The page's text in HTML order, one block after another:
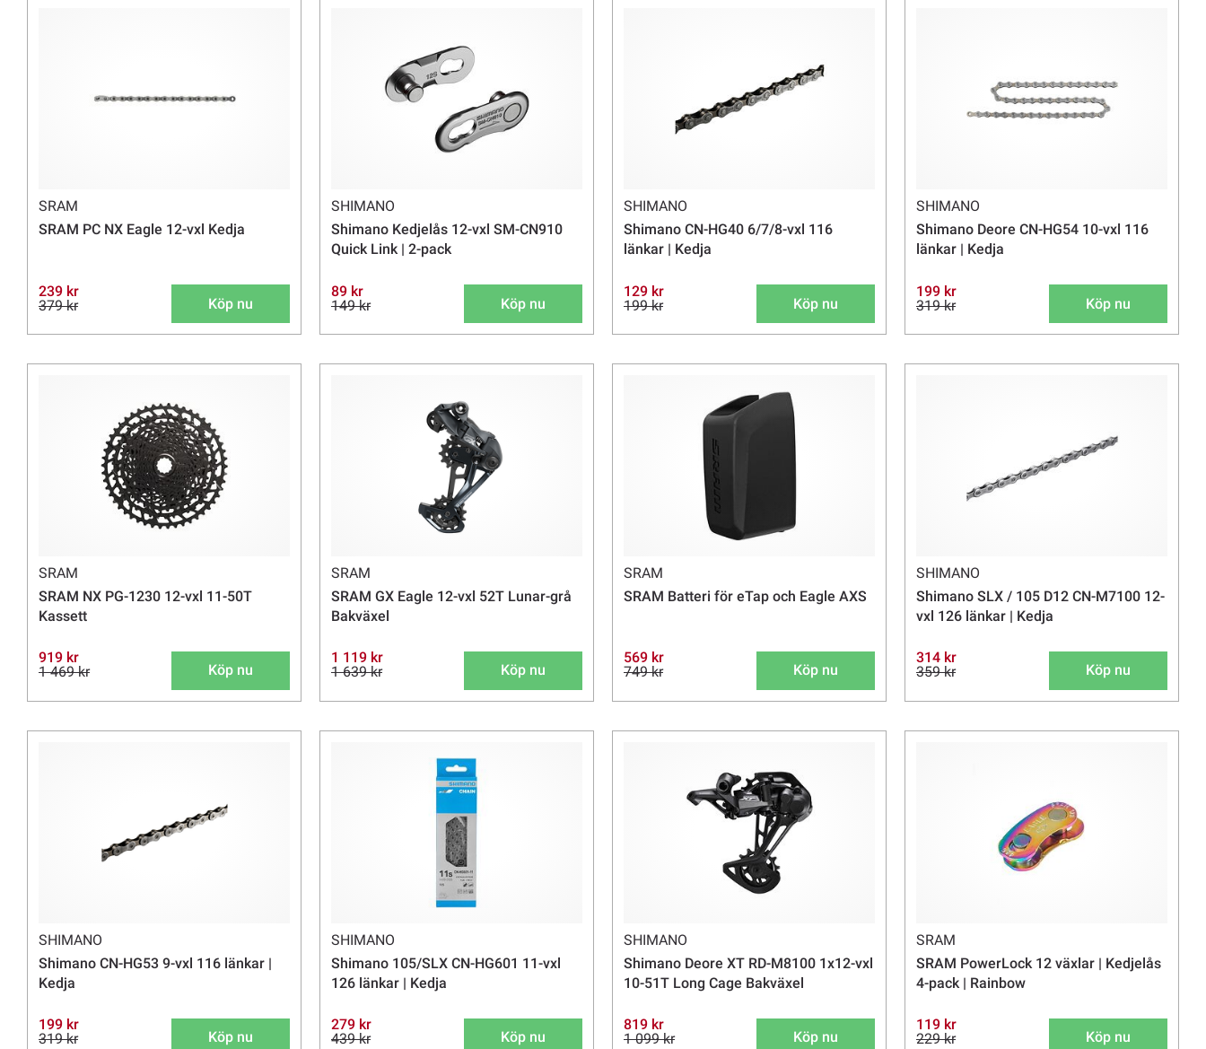
SRAM
SRAM PC NX Eagle 12-vxl Kedja
239 kr
379 kr
Köp nu
SHIMANO
Shimano Kedjelås 12-vxl SM-CN910
Quick Link | 2-pack
89 kr
149 kr
Köp nu
SHIMANO
Shimano CN-HG40 6/7/8-vxl 116
länkar | Kedja
129 kr
199 kr
Köp nu
SHIMANO
Shimano Deore CN-HG54 10-vxl 116
länkar | Kedja
199 kr
319 kr
Köp nu
SRAM
SRAM NX PG-1230 12-vxl 11-50T
Kassett
919 kr
1 469 kr
Köp nu
SRAM
SRAM GX Eagle 12-vxl 52T Lunar-grå
Bakväxel
1 119 kr
1 639 kr
Köp nu
SRAM
SRAM Batteri för eTap och Eagle AXS
569 kr
749 kr
Köp nu
SHIMANO
Shimano SLX / 105 D12 CN-M7100 12-
vxl 126 länkar | Kedja
314 kr
359 kr
Köp nu
SHIMANO
Shimano CN-HG53 9-vxl 116 länkar |
Kedja
199 kr
319 kr
Köp nu
SHIMANO
Shimano 105/SLX CN-HG601 11-vxl
126 länkar | Kedja
279 kr
439 kr
Köp nu
SHIMANO
Shimano Deore XT RD-M8100 1x12-vxl
10-51T Long Cage Bakväxel
819 kr
1 099 kr
Köp nu
SRAM
SRAM PowerLock 12 växlar | Kedjelås
4-pack | Rainbow
119 kr
229 kr
Köp nu